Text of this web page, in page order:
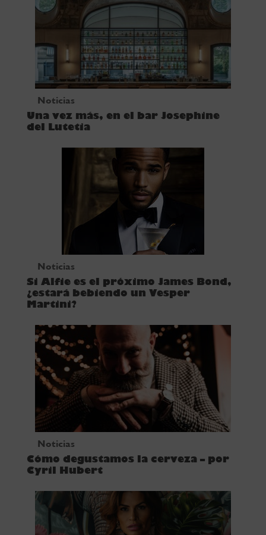
Noticias
Una vez más, en el bar Josephine
del Lutetia
Noticias
Si Alfie es el próximo James Bond,
¿estará bebiendo un Vesper
Martini?
Noticias
Cómo degustamos la cerveza – por
Cyril Hubert